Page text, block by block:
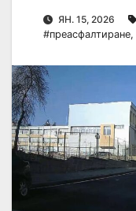
ЯН. 15, 2026
#преасфалтиране,